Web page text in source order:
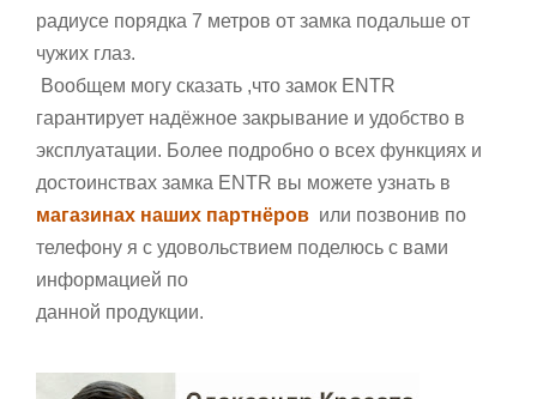
радиусе порядка 7 метров от замка подальше от
чужих глаз.
Вообщем могу сказать ,что замок ENTR
гарантирует надёжное закрывание и удобство в
эксплуатации. Более подробно о всех функциях и
достоинствах замка ENTR вы можете узнать в
магазинах наших партнёров или позвонив по
телефону я с удовольствием поделюсь с вами
информацией по
данной продукции.